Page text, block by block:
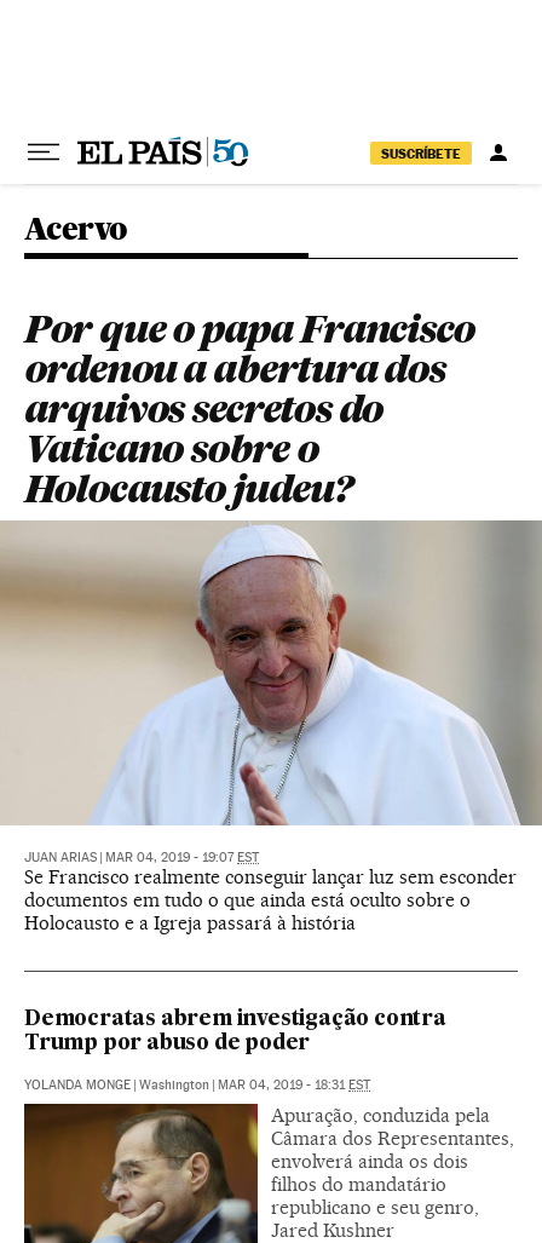
SUSCRÍBETE
Acervo
Por que o papa Francisco
ordenou a abertura dos
arquivos secretos do
Vaticano sobre o
Holocausto judeu?
JUAN ARIAS MAR 04, 2019 - 19:07 EST
Se Francisco realmente conseguir lançar luz sem esconder
documentos em tudo o que ainda está oculto sobre o
Holocausto e a Igreja passará à história
Democratas abrem investigação contra
Trump por abuso de poder
YOLANDA MONGE Washington MAR 04, 2019 - 18:31 EST
Apuração, conduzida pela
Câmara dos Representantes,
envolverá ainda os dois
filhos do mandatário
republicano e seu genro,
Jared Kushner